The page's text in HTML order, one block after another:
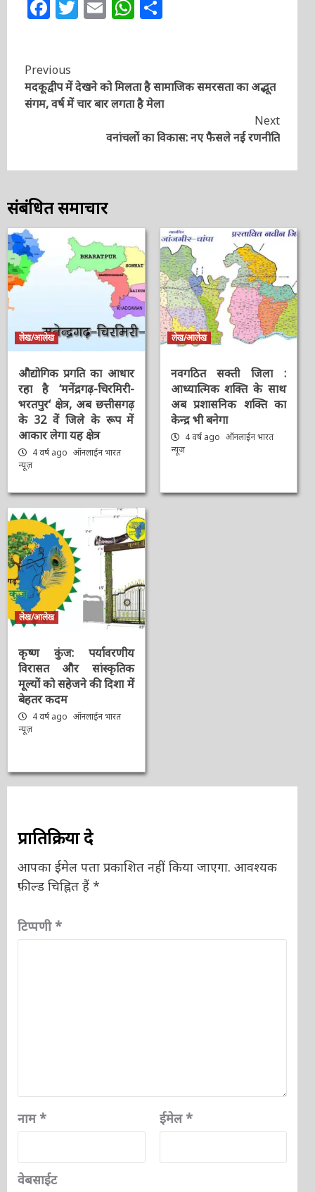
Facebook
Twitter
EmailWhatsApp
Continue
Reading
Previous
मदकूद्वीप में देखने को मिलता है सामाजिक समरसता का अद्भूत
संगम, वर्ष में चार बार लगता है मेला
Next
वनांचलों का विकास: नए फैसले नई रणनीति
संबंधित समाचार
लेख/आलेख
औद्योगिक प्रगति का आधार
रहा है ‘मनेंद्रगढ़-चिरमिरी-
भरतपुर‘ क्षेत्र, अब छत्तीसगढ़
के 32 वें जिले के रूप में
आकार लेगा यह क्षेत्र
4 वर्ष ago ऑनलाईन भारत
न्यूज़
लेख/आलेख
नवगठित सक्ती जिला :
आध्यात्मिक शक्ति के साथ
अब प्रशासनिक शक्ति का
केन्द्र भी बनेगा
4 वर्ष ago ऑनलाईन भारत
न्यूज़
लेख/आलेख
कृष्ण कुंज: पर्यावरणीय
विरासत और सांस्कृतिक
मूल्यों को सहेजने की दिशा में
बेहतर कदम
4 वर्ष ago ऑनलाईन भारत
न्यूज़
प्रातिक्रिया दे
आपका ईमेल पता प्रकाशित नहीं किया जाएगा. आवश्यक
फ़ील्ड चिह्नित हैं *
टिप्पणी*
नाम* ईमेल*
वेबसाईट